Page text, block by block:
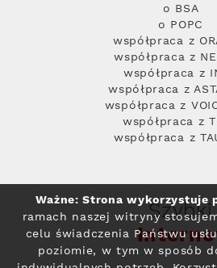
o BSA
o POPC
współpraca z
współpraca z
współpraca z
współpraca z
współpraca z
współpraca z
współpraca z
Szybki
Ważne: Strona wykorzystuje
ramach naszej witryny
celu świadczenia Państwu
poziomie, w tym w sposób